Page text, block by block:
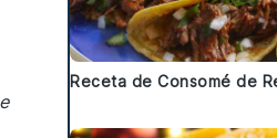
Receta de Consomé de